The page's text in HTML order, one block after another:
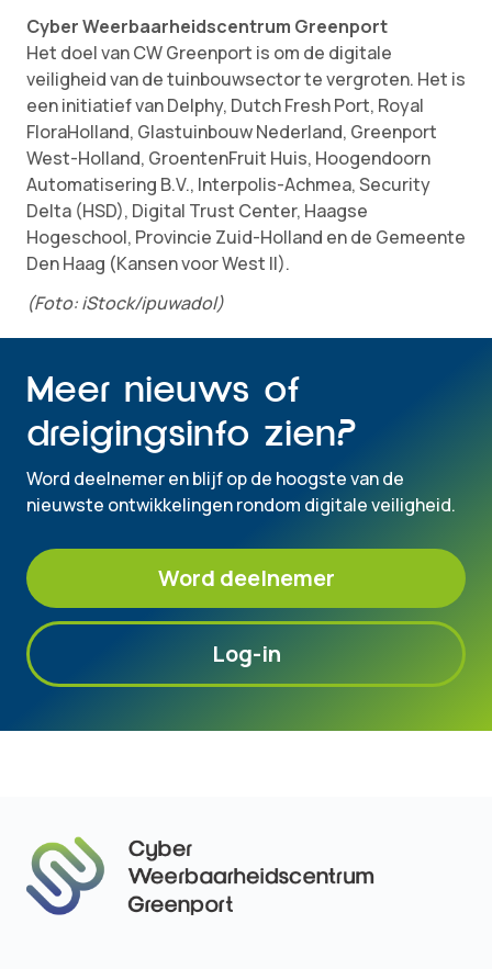
Cyber Weerbaarheidscentrum Greenport
Het doel van CW Greenport is om de digitale
veiligheid van de tuinbouwsector te vergroten. Het is
een initiatief van Delphy, Dutch Fresh Port, Royal
FloraHolland, Glastuinbouw Nederland, Greenport
West-Holland, GroentenFruit Huis, Hoogendoorn
Automatisering B.V., Interpolis-Achmea, Security
Delta (HSD), Digital Trust Center, Haagse
Hogeschool, Provincie Zuid-Holland en de Gemeente
Den Haag (Kansen voor West II).
(Foto: iStock/ipuwadol)
Meer nieuws of
dreigingsinfo zien?
Word deelnemer en blijf op de hoogste van de
nieuwste ontwikkelingen rondom digitale veiligheid.
Word deelnemer
Log-in